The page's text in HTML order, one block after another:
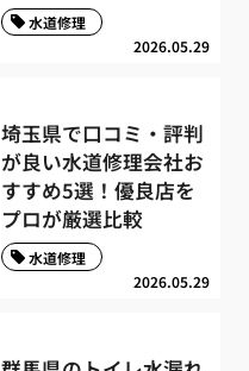
2026.05.29
水道修理
埼玉県で口コミ・評判
が良い水道修理会社お
すすめ5選！優良店を
プロが厳選比較
2026.05.29
水道修理